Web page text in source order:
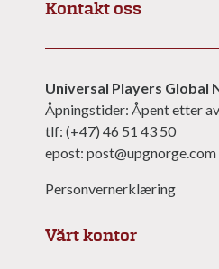
Kontakt oss
Universal Players Global
Åpningstider: Åpent etter
tlf: (+47) 46 51 43 50
epost: post@upgnorge.com
Personvernerklæring
Vårt kontor